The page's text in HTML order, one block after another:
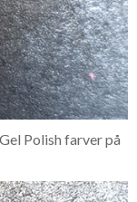
Polish farver på